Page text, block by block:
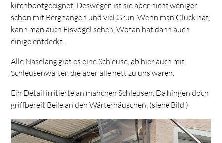
kirchbootgeeignet. Deswegen ist sie aber nicht weniger
schön mit Berghängen und viel Grün. Wenn man Glück hat,
kann man auch Eisvögel sehen. Wotan hat dann auch
einige entdeckt.
Alle Naselang gibt es eine Schleuse, ab hier auch mit
Schleusenwärter, die aber alle nett zu uns waren.
Ein Detail irritierte an manchen Schleusen. Da hingen doch
griffbereit Beile an den Wärterhäuschen. (siehe Bild )